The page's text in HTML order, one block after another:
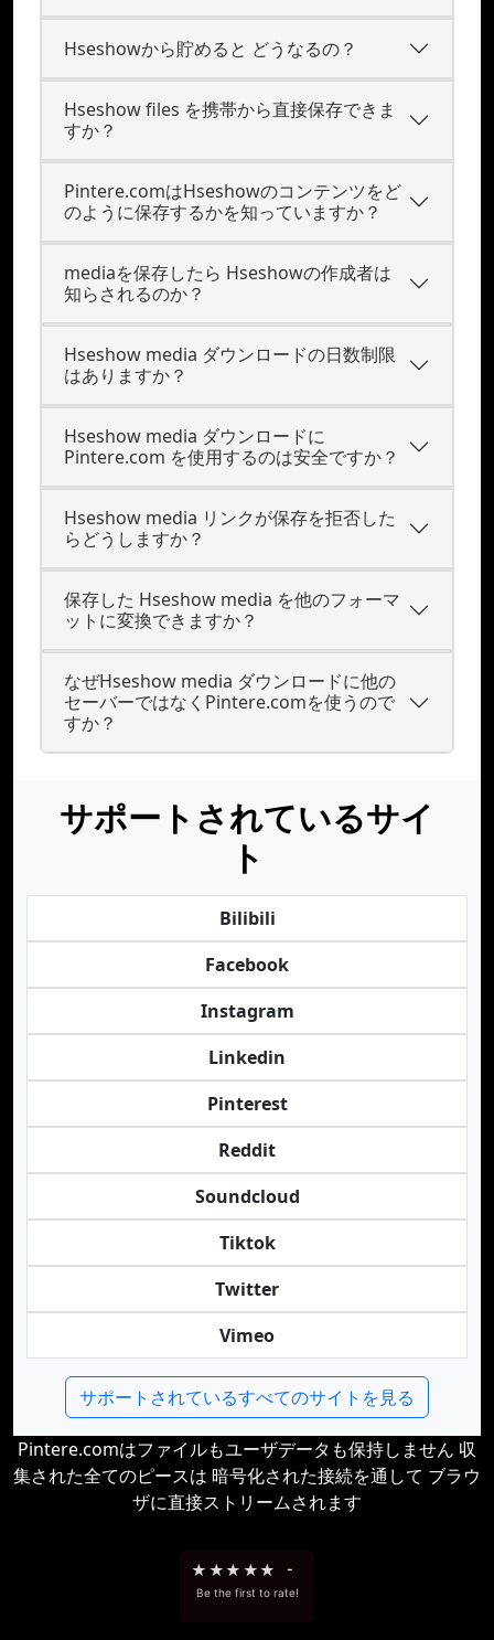
Hseshowから貯めると どうなるの？
Hseshow files を携帯から直接保存できま
すか？
Pintere.comはHseshowのコンテンツをど
のように保存するかを知っていますか？
mediaを保存したら Hseshowの作成者は
知らされるのか？
Hseshow media ダウンロードの日数制限
はありますか？
Hseshow media ダウンロードに
Pintere.com を使用するのは安全ですか？
Hseshow media リンクが保存を拒否した
らどうしますか？
保存した Hseshow media を他のフォーマ
ットに変換できますか？
なぜHseshow media ダウンロードに他の
セーバーではなくPintere.comを使うので
すか？
サポートされているサイ
ト
Bilibili
Facebook
Instagram
Linkedin
Pinterest
Reddit
Soundcloud
Tiktok
Twitter
Vimeo
サポートされているすべてのサイトを見る
Pintere.comはファイルもユーザデータも保持しません 収
集された全てのピースは 暗号化された接続を通して ブラウ
ザに直接ストリームされます
★ ★★ ★★ -
Be the first to rate!